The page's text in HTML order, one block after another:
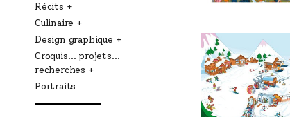
Récits
Culinaire
Design graphique
Croquis… projets…
recherches
Portraits